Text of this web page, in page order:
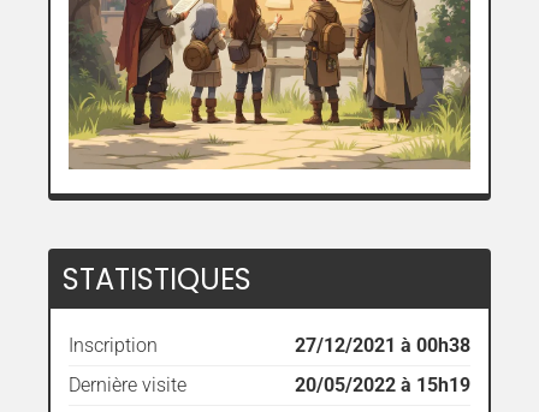
STATISTIQUES
Inscription
27/12/2021 à 00h38
Dernière visite
20/05/2022 à 15h19